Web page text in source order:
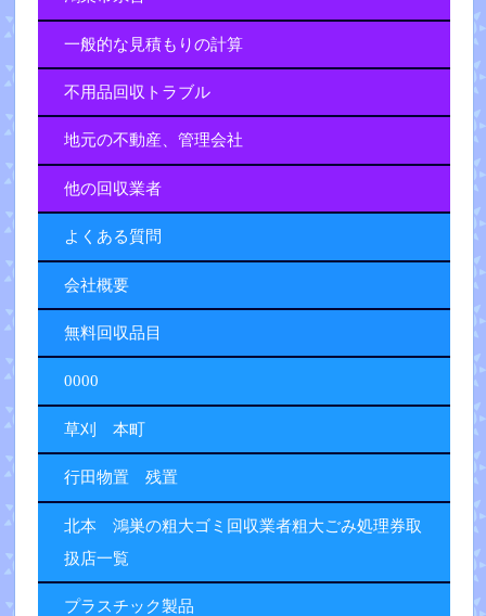
一般的な見積もりの計算
不用品回収トラブル
地元の不動産、管理会社
他の回収業者
よくある質問
会社概要
無料回収品目
0000
草刈 本町
行田物置 残置
北本 鴻巣の粗大ゴミ回収業者粗大ごみ処理券取
扱店一覧
プラスチック製品